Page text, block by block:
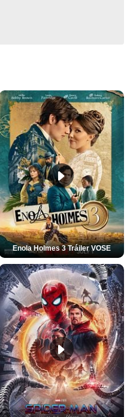
Enola Holmes 3 Tráiler VOSE